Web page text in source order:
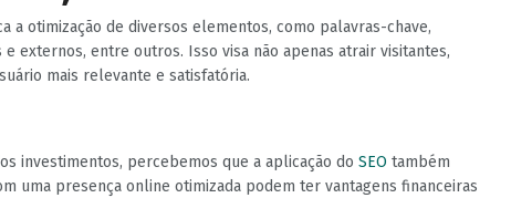
a otimização de diversos elementos, como palavras-chave,
externos, entre outros. Isso visa não apenas atrair visitantes,
mais relevante e satisfatória.
investimentos, percebemos que a aplicação do SEO também
uma presença online otimizada podem ter vantagens financeiras